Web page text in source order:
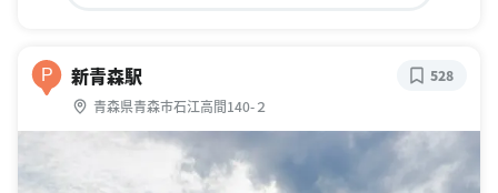
P 新青森駅
青森県青森市石江高間140-２
528